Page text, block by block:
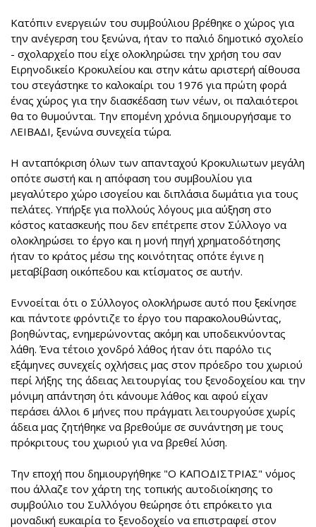
Κατόπιν ενεργειών του συμβούλιου βρέθηκε ο χώρος για
την ανέγερση του ξενώνα, ήταν το παλιό δημοτικό σχολείο
- σχολαρχείο που είχε ολοκληρώσει την χρήση του σαν
Ειρηνοδικείο Κροκυλείου και στην κάτω αριστερή αίθουσα
του στεγάστηκε το καλοκαίρι του 1976 για πρώτη φορά
ένας χώρος για την διασκέδαση των νέων, οι παλαιότεροι
θα το θυμούνται. Την επομένη χρόνια δημιουργήσαμε το
ΛΕΙΒΑΔΙ, ξενώνα συνεχεία τώρα.
Η ανταπόκριση όλων των απανταχού Κροκυλιωτων μεγάλη
οπότε σωστή και η απόφαση του συμβουλίου για
μεγαλύτερο χώρο ισογείου και διπλάσια δωμάτια για τους
πελάτες. Υπήρξε για πολλούς λόγους μια αύξηση στο
κόστος κατασκευής που δεν επέτρεπε στον Σύλλογο να
ολοκληρώσει το έργο και η μονή πηγή χρηματοδότησης
ήταν το κράτος μέσω της κοινότητας οπότε έγινε η
μεταβίβαση οικόπεδου και κτίσματος σε αυτήν.
Εννοείται ότι ο Σύλλογος ολοκλήρωσε αυτό που ξεκίνησε
και πάντοτε φρόντιζε το έργο του παρακολουθώντας,
βοηθώντας, ενημερώνοντας ακόμη και υποδεικνύοντας
λάθη. Ένα τέτοιο χονδρό λάθος ήταν ότι παρόλο τις
εξάμηνες συνεχείς οχλήσεις μας στον πρόεδρο του χωριού
περί λήξης της άδειας λειτουργίας του ξενοδοχείου και την
μόνιμη απάντηση ότι κάνουμε λάθος και αφού είχαν
περάσει άλλοι 6 μήνες που πράγματι λειτουργούσε χωρίς
άδεια μας ζητήθηκε να βρεθούμε σε συνάντηση με τους
πρόκριτους του χωριού για να βρεθεί λύση.
Την εποχή που δημιουργήθηκε "Ο ΚΑΠΟΔΙΣΤΡΙΑΣ" νόμος
που άλλαζε τον χάρτη της τοπικής αυτοδιοίκησης το
συμβούλιο του Συλλόγου θεώρησε ότι επρόκειτο για
μοναδική ευκαιρία το ξενοδοχείο να επιστραφεί στον